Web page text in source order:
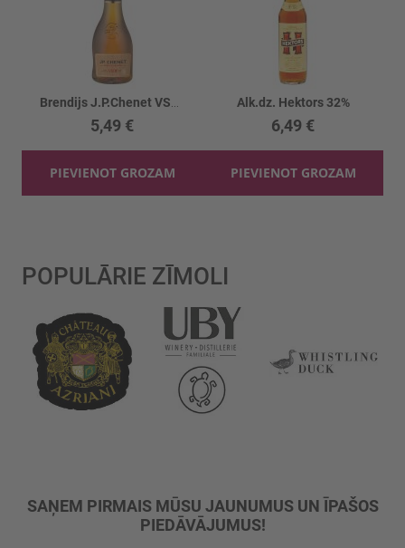
5,49 €
PIEVIENOT GROZAM
Alk.dz. Hektors 32%
6,49 €
PIEVIENOT GROZAM
POPULĀRIE ZĪMOLI
SAŅEM PIRMAIS MŪSU JAUNUMUS UN ĪPAŠOS
PIEDĀVĀJUMUS!